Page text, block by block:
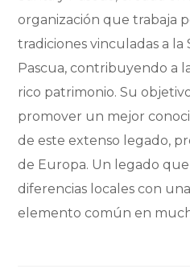
organización que trabaja
tradiciones vinculadas a la
Pascua, contribuyendo a
rico patrimonio. Su
promover un mejor
de este extenso legado,
de Europa. Un legado
diferencias locales con
elemento común en